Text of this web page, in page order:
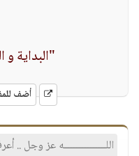
"البداية و
أضف
اللـــــــــــــــه عز وجل ..